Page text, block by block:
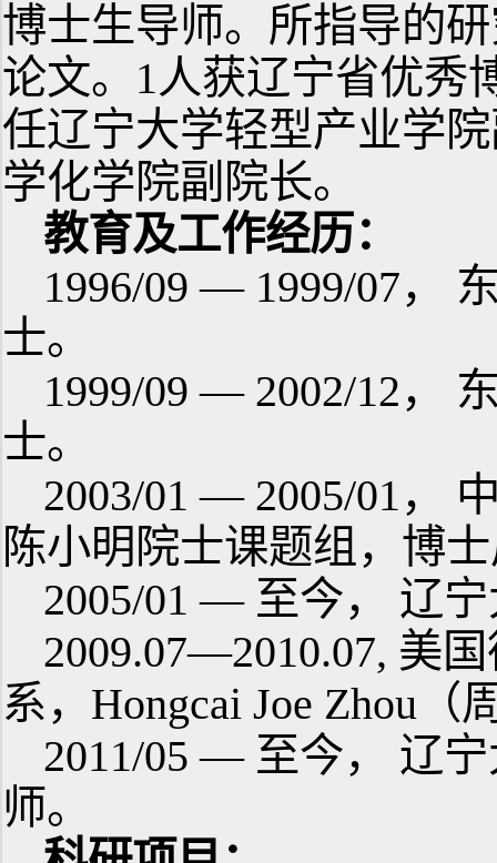
博士生导师。所指导的
论文。1人获辽宁省优秀
任辽宁大学轻型产业学
学化学院副院长。
教育及工作经历：
1996/09 — 1999/07，
士。
1999/09 — 2002/12，
士。
2003/01 — 2005/01，
陈小明院士课题组，博
2005/01 — 至今， 辽
2009.07—2010.07, 美
系，Hongcai Joe Zhou
2011/05 — 至今， 辽
师。